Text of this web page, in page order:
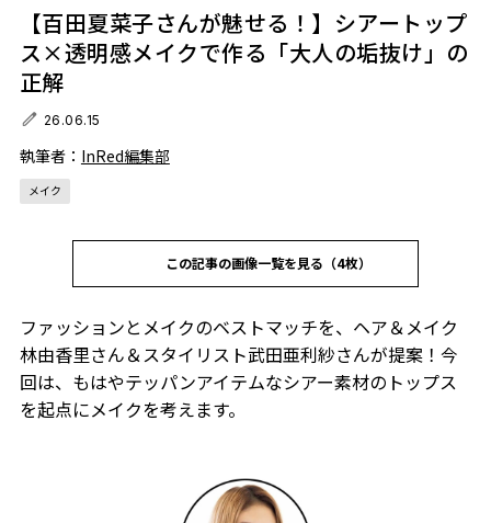
【百田夏菜子さんが魅せる！】シアートップ
ス×透明感メイクで作る「大人の垢抜け」の
正解
26.06.15
執筆者： InRed編集部
メイク
この記事の画像一覧を見る（4枚）
ファッションとメイクのベストマッチを、ヘア＆メイク
林由香里さん＆スタイリスト武田亜利紗さんが提案！今
回は、もはやテッパンアイテムなシアー素材のトップス
を起点にメイクを考えます。